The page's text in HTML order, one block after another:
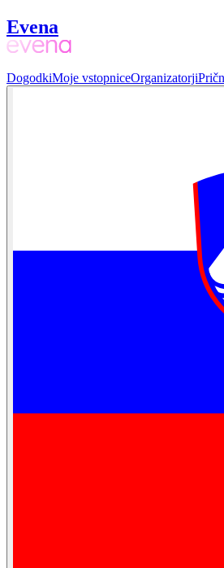
Evena
DogodkiMoje vstopniceOrganizatorji